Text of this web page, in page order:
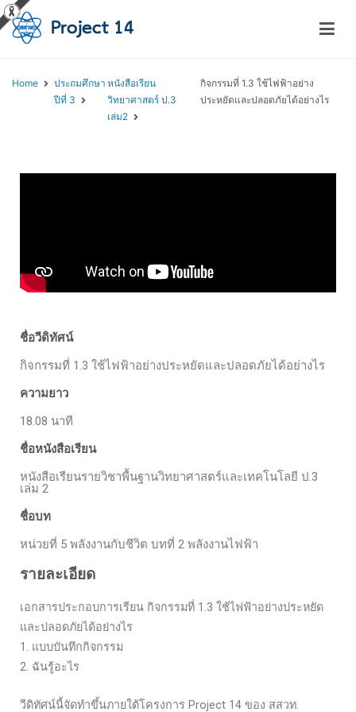
Home
ประถมศึกษา
ปีที่ 3
หนังสือเรียน
วิทยาศาสตร์ ป.3
เล่ม2
กิจกรรมที่ 1.3 ใช้ไฟฟ้าอย่าง
ประหยัดและปลอดภัยได้อย่างไร
ชื่อวีดิทัศน์
กิจกรรมที่ 1.3 ใช้ไฟฟ้าอย่างประหยัดและปลอดภัยได้อย่างไร
ความยาว
18.08 นาที
ชื่อหนังสือเรียน
หนังสือเรียนรายวิชาพื้นฐานวิทยาศาสตร์และเทคโนโลยี ป.3
เล่ม 2
ชื่อบท
หน่วยที่ 5 พลังงานกับชีวิต บทที่ 2 พลังงานไฟฟ้า
รายละเอียด
เอกสารประกอบการเรียน กิจกรรมที่ 1.3 ใช้ไฟฟ้าอย่างประหยัด
และปลอดภัยได้อย่างไร
1. แบบบันทึกกิจกรรม
2. ฉันรู้อะไร
วีดิทัศน์นี้จัดทำขึ้นภายใต้โครงการ Project 14 ของ สสวท.